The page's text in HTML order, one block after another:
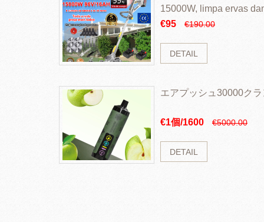
15000W, limpa ervas
rapidamente
€95 €190.00
DETAIL
エアプッシュ30000ク
€1個/1600 €5000.00
DETAIL